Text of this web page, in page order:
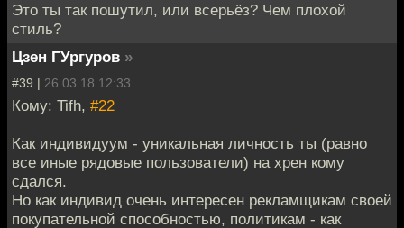
Это ты так пошутил, или всерьёз? Чем плохой
стиль?
Цзен ГУргуров »
#39 | 26.03.18 12:33
Кому: Tifh, #22
Как индивидуум - уникальная личность ты (равно
все иные рядовые пользователи) на хрен кому
сдался.
Но как индивид очень интересен рекламщикам своей
покупательной способностью, политикам - как